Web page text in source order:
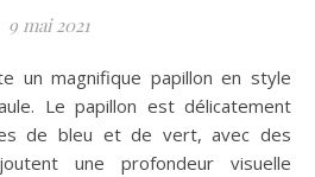
9 mai 2021
Le papillon est délicatement
de bleu et de vert, avec des
une profondeur visuelle